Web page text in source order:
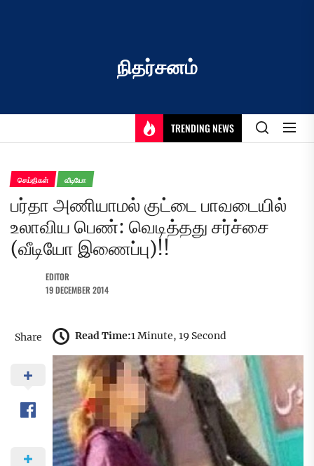
நிதர்சனம்
TRENDING NEWS
செய்திகள் வீடியோ
பர்தா அணியாமல் குட்டை பாவடையில்
உலாவிய பெண்: வெடித்தது சர்ச்சை
(வீடியோ இணைப்பு)!!
EDITOR
19 DECEMBER 2014
Share Read Time:1 Minute, 19 Second